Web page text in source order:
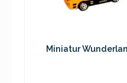
Miniatur